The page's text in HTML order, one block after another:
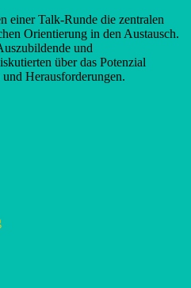
einer Talk-Runde die zentralen
Orientierung in den Austausch.
und
über das Potenzial
Herausforderungen.